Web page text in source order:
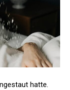
hatte.